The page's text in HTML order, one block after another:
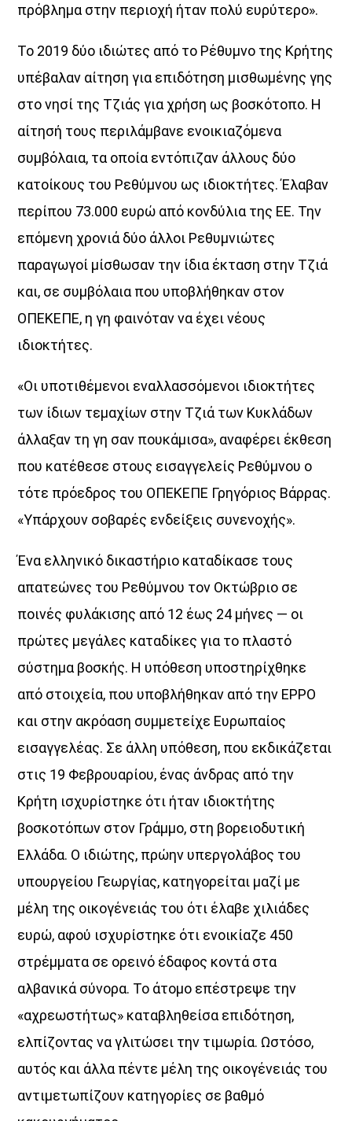
πρόβληµα στην περιοχή ήταν πολύ ευρύτερο».
Το 2019 δύο ιδιώτες από το Ρέθυµνο της Κρήτης
υπέβαλαν αίτηση για επιδότηση µισθωµένης γης
στο νησί της Τζιάς για χρήση ως βοσκότοπο. Η
αίτησή τους περιλάµβανε ενοικιαζόµενα
συµβόλαια, τα οποία εντόπιζαν άλλους δύο
κατοίκους του Ρεθύµνου ως ιδιοκτήτες. Έλαβαν
περίπου 73.000 ευρώ από κονδύλια της ΕΕ. Την
επόµενη χρονιά δύο άλλοι Ρεθυµνιώτες
παραγωγοί µίσθωσαν την ίδια έκταση στην Τζιά
και, σε συµβόλαια που υποβλήθηκαν στον
ΟΠΕΚΕΠΕ, η γη φαινόταν να έχει νέους
ιδιοκτήτες.
«Οι υποτιθέµενοι εναλλασσόµενοι ιδιοκτήτες
των ίδιων τεµαχίων στην Τζιά των Κυκλάδων
άλλαξαν τη γη σαν πουκάµισα», αναφέρει έκθεση
που κατέθεσε στους εισαγγελείς Ρεθύµνου ο
τότε πρόεδρος του ΟΠΕΚΕΠΕ Γρηγόριος Βάρρας.
«Υπάρχουν σοβαρές ενδείξεις συνενοχής».
Ένα ελληνικό δικαστήριο καταδίκασε τους
απατεώνες του Ρεθύµνου τον Οκτώβριο σε
ποινές φυλάκισης από 12 έως 24 µήνες — οι
πρώτες µεγάλες καταδίκες για το πλαστό
σύστηµα βοσκής. Η υπόθεση υποστηρίχθηκε
από στοιχεία, που υποβλήθηκαν από την EPPO
και στην ακρόαση συµµετείχε Ευρωπαίος
εισαγγελέας. Σε άλλη υπόθεση, που εκδικάζεται
στις 19 Φεβρουαρίου, ένας άνδρας από την
Κρήτη ισχυρίστηκε ότι ήταν ιδιοκτήτης
βοσκοτόπων στον Γράµµο, στη βορειοδυτική
Ελλάδα. Ο ιδιώτης, πρώην υπεργολάβος του
υπουργείου Γεωργίας, κατηγορείται µαζί µε
µέλη της οικογένειάς του ότι έλαβε χιλιάδες
ευρώ, αφού ισχυρίστηκε ότι ενοικίαζε 450
στρέµµατα σε ορεινό έδαφος κοντά στα
αλβανικά σύνορα. Το άτοµο επέστρεψε την
«αχρεωστήτως» καταβληθείσα επιδότηση,
ελπίζοντας να γλιτώσει την τιµωρία. Ωστόσο,
αυτός και άλλα πέντε µέλη της οικογένειάς του
αντιµετωπίζουν κατηγορίες σε βαθµό